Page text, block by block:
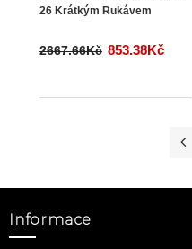
26 Krátkým Rukávem
2667.66Kč 853.38Kč
Informace